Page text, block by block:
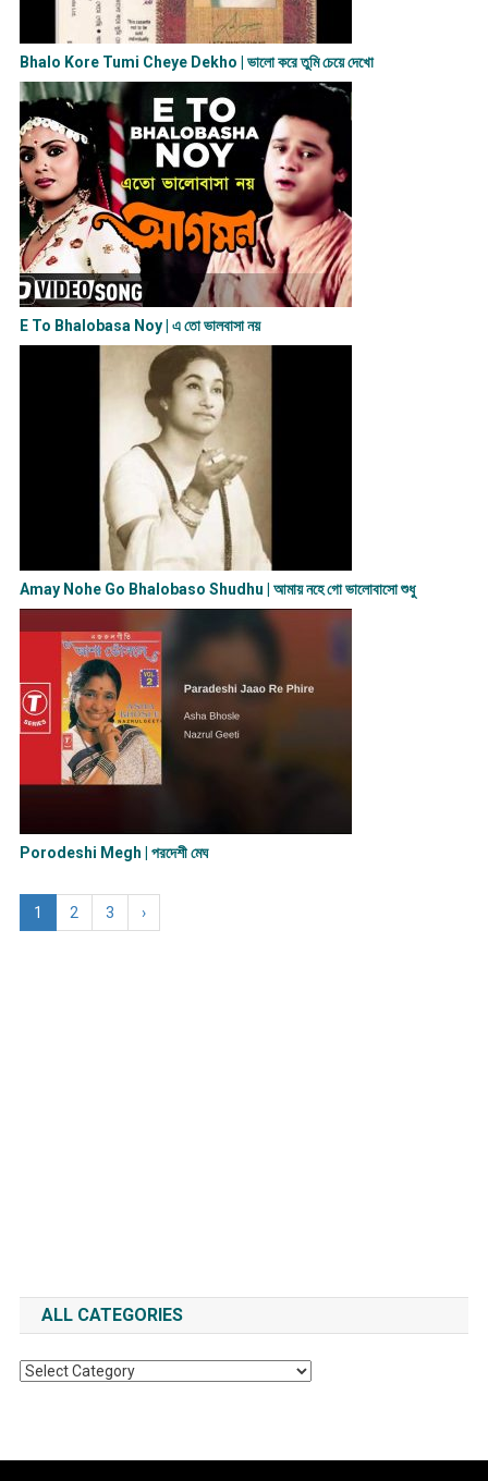
Bhalo Kore Tumi Cheye Dekho | ভালো করে তুমি চেয়ে দেখো
E To Bhalobasa Noy | এ তো ভালবাসা ন​য়
Amay Nohe Go Bhalobaso Shudhu | আমায় নহে গো ভালোবাসো শুধু
Porodeshi Megh | পরদেশী মেঘ
1 2 3 ›
ALL CATEGORIES
All